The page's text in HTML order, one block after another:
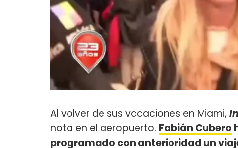
Al volver de sus vacaciones en Miami,
nota en el aeropuerto. Fabián Cubero
programado con anterioridad un